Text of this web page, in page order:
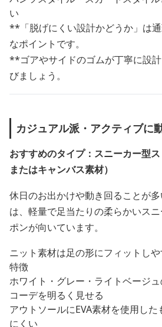
い
**「脱げにくい設計かどうか」は
なポイントです。
**ゴアやサイドのゴムが丁寧に設
びましょう。
カジュアル派・アクティブに
おすすめのタイプ：スニーカー型
またはキャンバス素材）
休日のお出かけや動き回ることが
は、軽量で足当たりの柔らかいス
ポンが向いています。
ニット素材は足の形にフィットし
特徴
ホワイト・グレー・ライトベージ
コーデを明るく見せる
アウトソールにEVA素材を使用し
にくい